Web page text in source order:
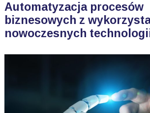
Automatyzacja procesów
biznesowych z
nowoczesnych